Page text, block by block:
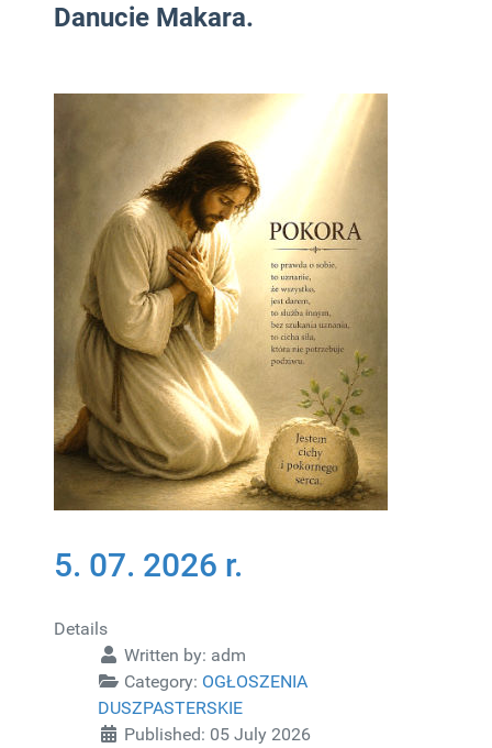
Danucie Makara.
5. 07. 2026 r.
Details
Written by: adm
Category: OGŁOSZENIA
DUSZPASTERSKIE
Published: 05 July 2026